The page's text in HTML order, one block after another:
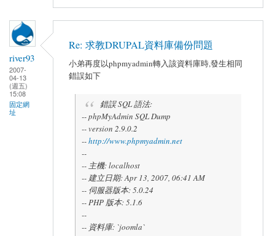
river93
2007-
04-13
(週五)
15:08
固定網
址
Re: 求教DRUPAL資料庫備份問題
小弟再度以phpmyadmin轉入該資料庫時,發生相同
錯誤如下
錯誤SQL 語法:
-- phpMyAdmin SQL Dump
-- version 2.9.0.2
--http://www.phpmyadmin.net
--
-- 主機: localhost
-- 建立日期: Apr 13, 2007, 06:41 AM
-- 伺服器版本: 5.0.24
-- PHP 版本: 5.1.6
--
-- 資料庫: `joomla`